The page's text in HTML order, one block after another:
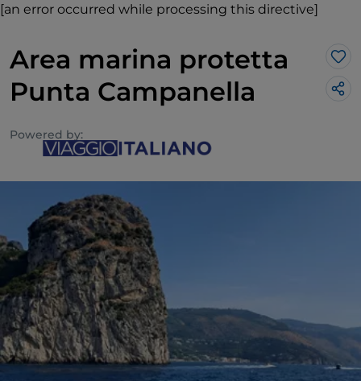
[an error occurred while processing this directive]
Area marina protetta
Punta Campanella
Powered by: